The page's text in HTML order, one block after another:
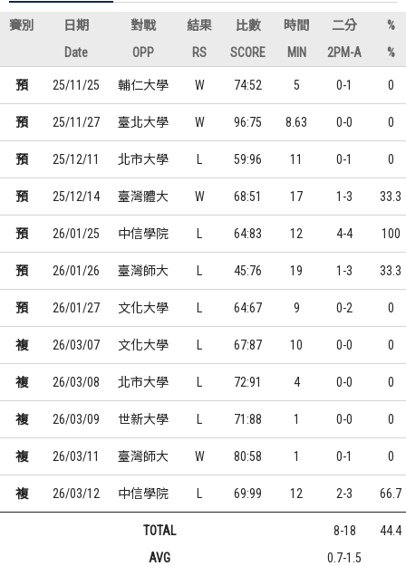
賽別 日期 對戰 結果 比數 時間 二分
%
Date
OPP RS SCORE MIN 2PM-A %
預 25/11/25 輔仁大學 W 74:52 5 0-1 0
預 25/11/27 臺北大學 W 96:75 8.63 0-0 0
預 25/12/11 北市大學 59:96 11 0-1 0
預 25/12/14 臺灣體大 W 68:51 17 1-3 33.3
預 26/01/25 中信學院 64:83 12 4-4 100
預 26/01/26 臺灣師大 45:76 19 1-3 33.3
預 26/01/27 文化大學 64:67 9 0-2 0
複 26/03/07 文化大學 67:87 10 0-0 0
複 26/03/08 北市大學 72:91 4 0-0 0
複 26/03/09 世新大學 71:88 1 0-0 0
複 26/03/11 臺灣師大 W 80:58 1 0-1 0
複 26/03/12 中信學院 69:99 12 2-3 66.7
TOTAL 8-18
44.4
AVG
0.7-1.5